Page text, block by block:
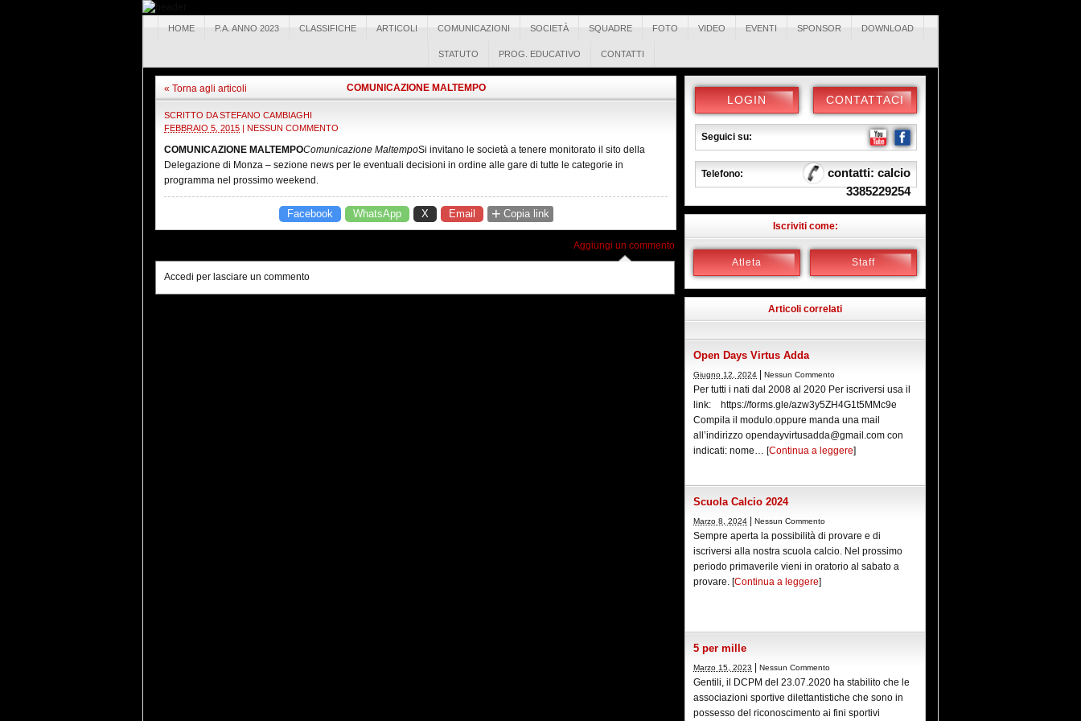
HOME P.A. ANNO 2023 CLASSIFICHE ARTICOLI COMUNICAZIONI SOCIETÀ SQUADRE FOTO VIDEO EVENTI SPONSOR DOWNLOAD
STATUTO PROG. EDUCATIVO CONTATTI
« Torna agli articoli COMUNICAZIONE MALTEMPO
SCRITTO DASTEFANO CAMBIAGHI
FEBBRAIO 5, 2015 | NESSUN COMMENTO
COMUNICAZIONE MALTEMPOComunicazione MaltempoSi invitano le società a tenere monitorato il sito della
Delegazione di Monza – sezione news per le eventuali decisioni in ordine alle gare di tutte le categorie in
programma nel prossimo weekend.
Facebook WhatsApp X Email + Copia link
Aggiungi un commento
Accedi per lasciare un commento
LOGIN CONTATTACI
Seguici su:
Telefono:
contatti: calcio
3385229254
Iscriviti come:
Atleta Staff
Articoli correlati
Open Days Virtus Adda
Giugno 12, 2024 Nessun Commento
Per tutti i nati dal 2008 al 2020 Per iscriversi usa il
link: https://forms.gle/azw3y5ZH4G1t5MMc9e
Compila il modulo.oppure manda una mail
all’indirizzo opendayvirtusadda@gmail.com con
indicati: nome… [Continua a leggere]
Scuola Calcio 2024
Marzo 8, 2024 Nessun Commento
Sempre aperta la possibilità di provare e di
iscriversi alla nostra scuola calcio. Nel prossimo
periodo primaverile vieni in oratorio al sabato a
provare. [Continua a leggere]
5 per mille
Marzo 15, 2023 Nessun Commento
Gentili, il DCPM del 23.07.2020 ha stabilito che le
associazioni sportive dilettantistiche che sono in
possesso del riconoscimento ai fini sportivi